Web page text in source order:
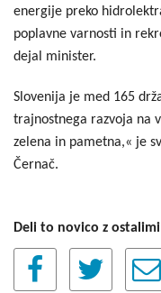
energije preko
poplavne varnosti in
dejal minister.
Slovenija je med 165
trajnostnega razvoja na
zelena in pametna,« je
Černač.
Deli to novico z ostalimi